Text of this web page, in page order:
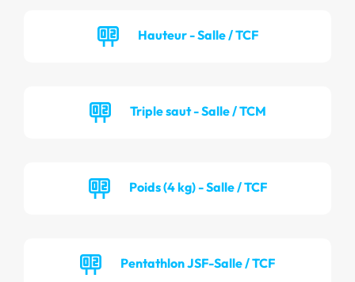
Hauteur - Salle / TCF
Triple saut - Salle / TCM
Poids (4 kg) - Salle / TCF
Pentathlon JSF-Salle / TCF